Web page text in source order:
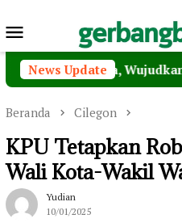
ke
Menu
Mobile
News Update
Lansia, Wujudkan Lansia
Beranda Cilegon
KPU Tetapkan
Wali Kota-Wakil
Yudian
10/01/2025